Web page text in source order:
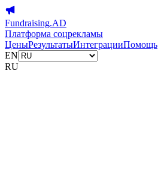
Fundraising.AD
Платформа соцрекламы
ЦеныРезультатыИнтеграцииПомощь
EN
RU